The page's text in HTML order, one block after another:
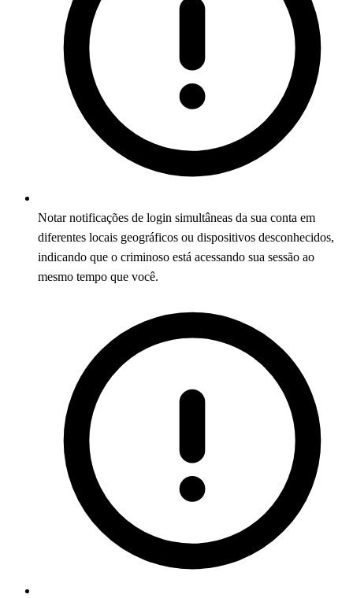
Notar notificações de login simultâneas da sua conta em
diferentes locais geográficos ou dispositivos desconhecidos,
indicando que o criminoso está acessando sua sessão ao
mesmo tempo que você.